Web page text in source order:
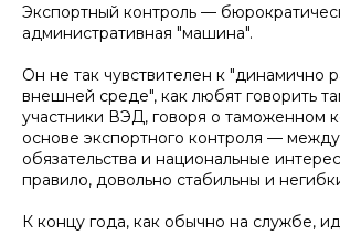
Экспортный контроль —
административная "машина".
Он не так чувствителен к "динамично
внешней среде", как любят говорить
участники ВЭД, говоря о таможенном
основе экспортного контроля —
обязательства и национальные
правило, довольно стабильны и
К концу года, как обычно на службе,